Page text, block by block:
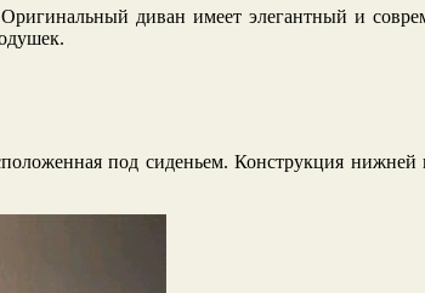
диван имеет элегантный и
под сиденьем. Конструкция